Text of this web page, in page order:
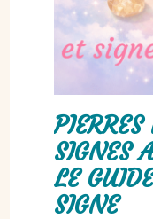
SIGNES
LE
SIGNE